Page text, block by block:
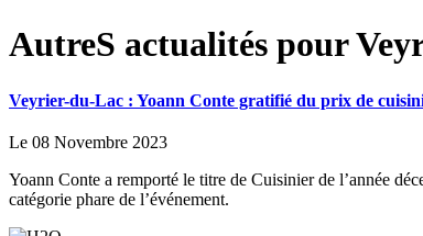
AutreS actualités pour
Veyrier-du-Lac : Yoann Conte gratifié du prix de
Le 08 Novembre 2023
Yoann Conte a remporté le titre de Cuisinier de l’année
catégorie phare de l’événement.